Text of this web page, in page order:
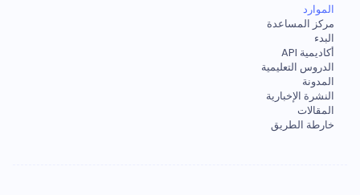
الموارد
مركز المساعدة
البدء
أكاديمية API
الدروس التعليمية
المدونة
النشرة الإخبارية
المقالات
خارطة الطريق